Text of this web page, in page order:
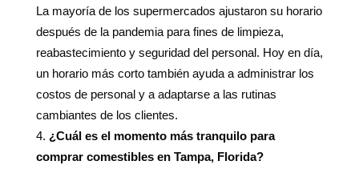
La mayoría de los supermercados ajustaron su horario
después de la pandemia para fines de limpieza,
reabastecimiento y seguridad del personal. Hoy en día,
un horario más corto también ayuda a administrar los
costos de personal y a adaptarse a las rutinas
cambiantes de los clientes.
¿Cuál es el momento más tranquilo para
comprar comestibles en Tampa, Florida?